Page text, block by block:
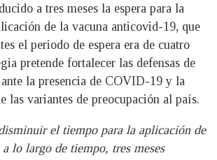
a tres meses la espera para la
de la vacuna anticovid-19, que
el periodo de espera era de cuatro
pretende fortalecer las defensas de
la presencia de COVID-19 y la
las variantes de preocupación al país.
el tiempo para la aplicación de
lo largo de tiempo, tres meses